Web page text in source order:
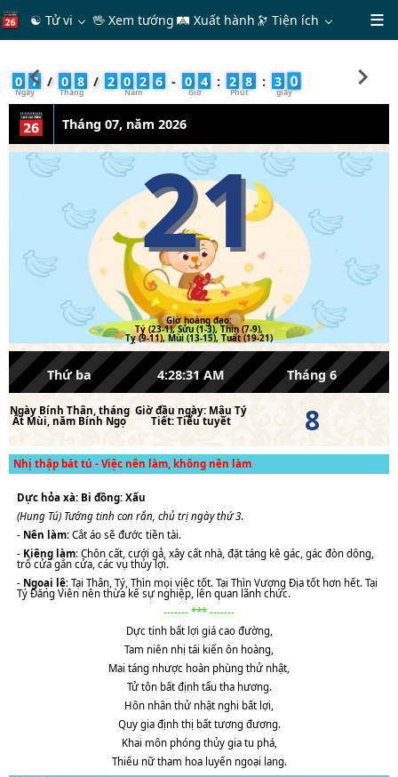
☯ Tử vi 🖖 Xem tướng 🛤 Xuất hành 🔭Tiện ích
0 7 / 0 8 / 2 0 2 6 - 0 4 : 2 8 : 3 1
Tháng 07, năm 2026
21
Giờ hoàng đạo:
Tý (23-1), Sửu (1-3), Thìn (7-9),
Tỵ (9-11), Mùi (13-15), Tuất (19-21)
Thứ ba 4:28:31 AM Tháng 6
Ngày Bính Thân , tháng
Ất Mùi , năm Bính Ngọ
Giờ đầu ngày: Mậu Tý
Tiết: Tiểu tuyết 8
Nhị thập bát tú - Việc nên làm, không nên làm
Dực hỏa xà: Bi đồng: Xấu
(Hung Tú) Tướng tinh con rắn, chủ trị ngày thứ 3.
- Nên làm: Cắt áo sẽ đước tiền tài.
- Kiêng làm: Chôn cất, cưới gả, xây cất nhà, đặt táng kê gác, gác đòn dông,
trổ cửa gắn cửa, các vụ thủy lợi.
- Ngoại lệ: Tại Thân, Tý, Thìn mọi việc tốt. Tại Thìn Vượng Địa tốt hơn hết. Tại
Tý Đăng Viên nên thừa kế sự nghiệp, lên quan lãnh chức.
------- *** -------
Dực tinh bất lợi giá cao đường,
Tam niên nhị tái kiến ôn hoàng,
Mai táng nhược hoàn phùng thử nhật,
Tử tôn bất định tẩu tha hương.
Hôn nhân thử nhật nghi bất lợi,
Quy gia định thị bất tương đương.
Khai môn phóng thủy gia tu phá,
Thiếu nữ tham hoa luyến ngoại lang.